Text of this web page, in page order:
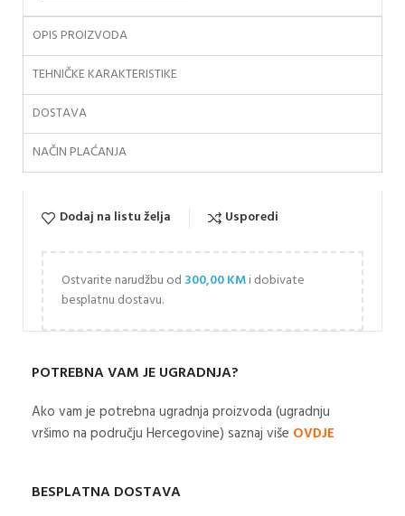
OPIS PROIZVODA
TEHNIČKE KARAKTERISTIKE
DOSTAVA
NAČIN PLAĆANJA
Dodaj na listu želja Usporedi
Ostvarite narudžbu od 300,00KMi dobivate
besplatnu dostavu.
POTREBNA VAM JE UGRADNJA?
Ako vam je potrebna ugradnja proizvoda (ugradnju
vršimo na području Hercegovine) saznaj više OVDJE
BESPLATNA DOSTAVA